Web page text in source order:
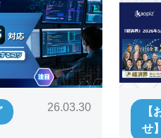
26.03.30
【
せ】